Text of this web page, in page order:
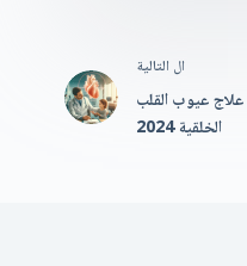
ال التالية
علاج عيوب القلب
الخلقية 2024